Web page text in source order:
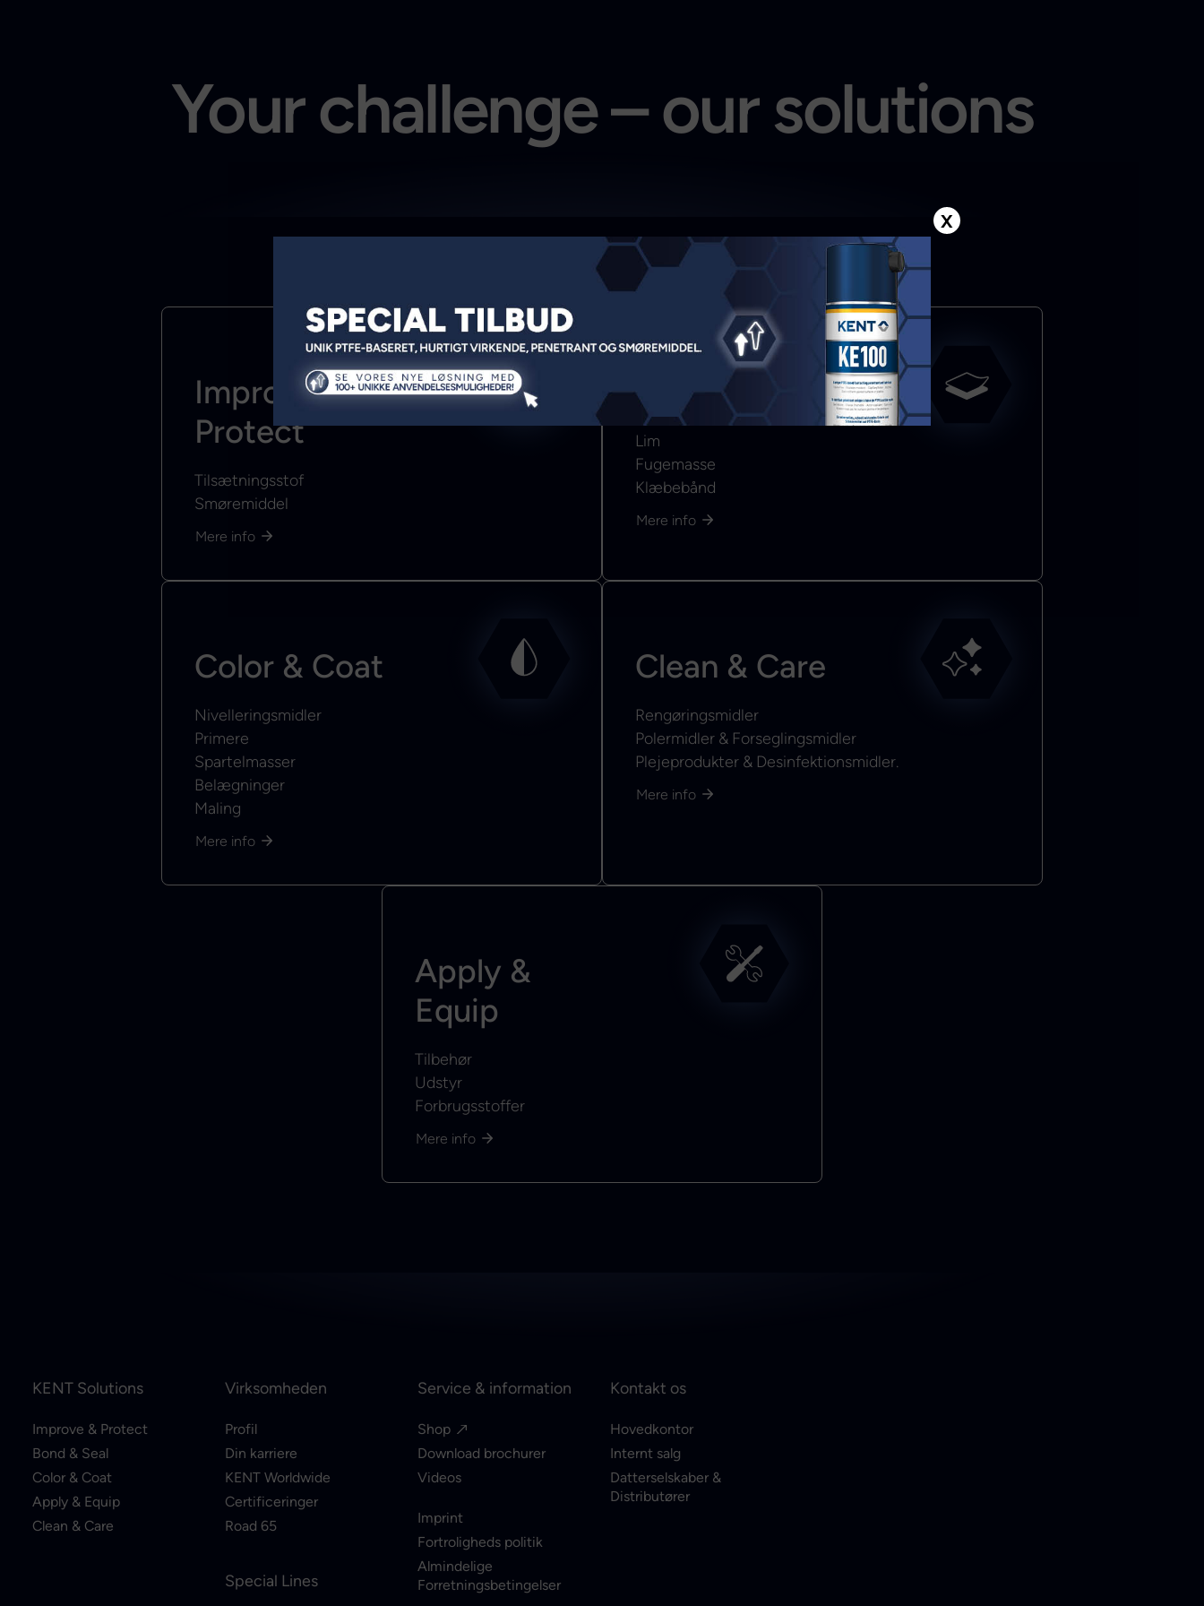
Your challenge – our solutions
Improve &
Protect
Tilsætningsstof
Smøremiddel
Mere info
Bond & Seal
Lim
Fugemasse
Klæbebånd
Mere info
Color & Coat
Nivelleringsmidler
Primere
Spartelmasser
Belægninger
Maling
Mere info
Clean & Care
Rengøringsmidler
Polermidler & Forseglingsmidler
Plejeprodukter & Desinfektionsmidler.
Mere info
Apply &
Equip
Tilbehør
Udstyr
Forbrugsstoffer
Mere info
KENT Solutions
Improve & Protect
Bond & Seal
Color & Coat
Apply & Equip
Clean & Care
Virksomheden
Profil
Din karriere
KENT Worldwide
Certificeringer
Road 65
Special Lines
Service & information
Shop
Download brochurer
Videos
Imprint
Fortroligheds politik
Almindelige
Forretningsbetingelser
Kontakt os
Hovedkontor
Internt salg
Datterselskaber &
Distributører
X